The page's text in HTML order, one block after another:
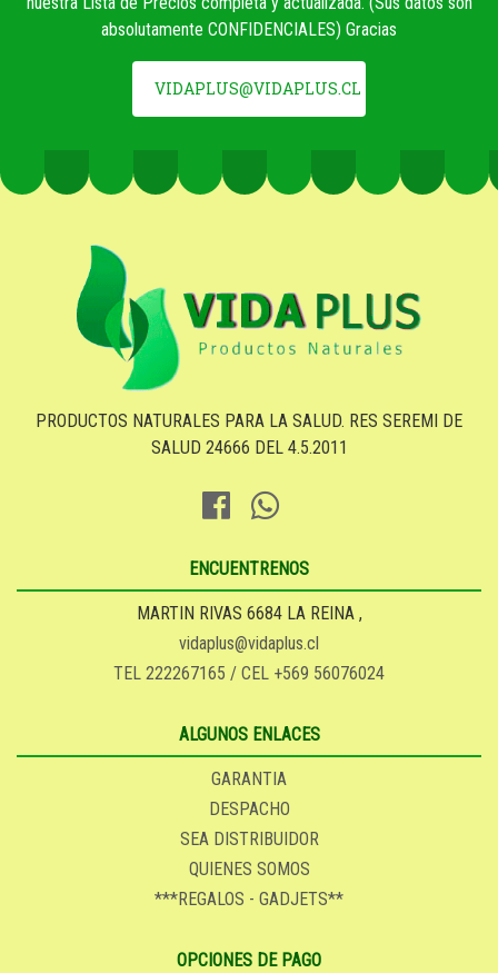
absolutamente CONFIDENCIALES) Gracias
VIDAPLUS@VIDAPLUS.CL
PRODUCTOS NATURALES PARA LA SALUD. RES SEREMI DE
SALUD 24666 DEL 4.5.2011
ENCUENTRENOS
MARTIN RIVAS 6684 LA REINA ,
vidaplus@vidaplus.cl
TEL 222267165 / CEL +569 56076024
ALGUNOS ENLACES
GARANTIA
DESPACHO
SEA DISTRIBUIDOR
QUIENES SOMOS
***REGALOS - GADJETS**
OPCIONES DE PAGO